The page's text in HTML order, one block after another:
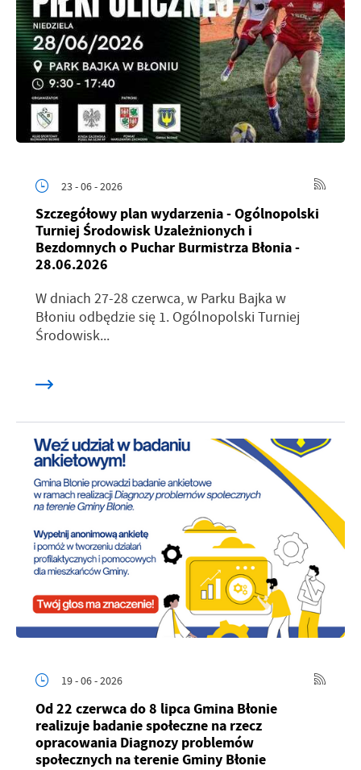
23 - 06 - 2026
Szczegółowy plan wydarzenia - Ogólnopolski
Turniej Środowisk Uzależnionych i
Bezdomnych o Puchar Burmistrza Błonia -
28.06.2026
W dniach 27-28 czerwca, w Parku Bajka w
Błoniu odbędzie się 1. Ogólnopolski Turniej
Środowisk...
19 - 06 - 2026
Od 22 czerwca do 8 lipca Gmina Błonie
realizuje badanie społeczne na rzecz
opracowania Diagnozy problemów
społecznych na terenie Gminy Błonie